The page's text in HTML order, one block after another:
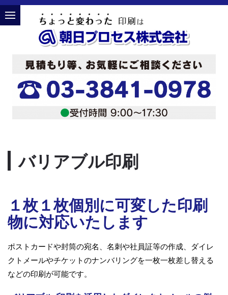
バリアブル印刷
１枚１枚個別に可変した印刷
物に対応いたします
ポストカードや封筒の宛名、名刺や社員証等の作成、ダイレ
クトメールやチケットのナンバリングを一枚一枚差し替える
などの印刷が可能です。